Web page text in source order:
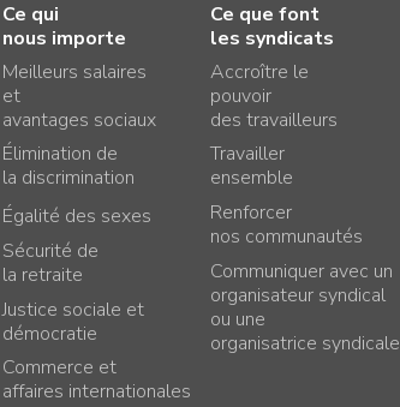
Ce qui
nous importe
Meilleurs salaires
et
avantages sociaux
Élimination de
la discrimination
Égalité des sexes
Sécurité de
la retraite
Justice sociale et
démocratie
Commerce et
affaires internationales
Ce que font
les syndicats
Accroître le
pouvoir
des travailleurs
Travailler
ensemble
Renforcer
nos communautés
Communiquer avec un
organisateur syndical
ou une
organisatrice syndicale